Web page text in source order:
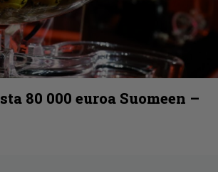
80 000 euroa Suomeen –